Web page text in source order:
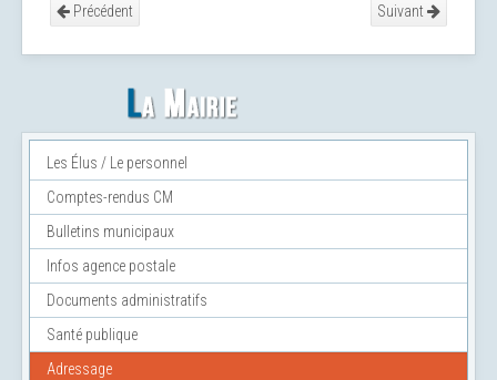
Précédent Suivant
Les Élus / Le personnel
Comptes-rendus CM
Bulletins municipaux
Infos agence postale
Documents administratifs
Santé publique
Adressage